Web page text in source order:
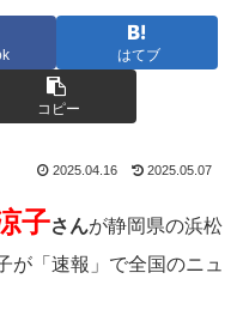
はてブ
コピー
2025.04.16 2025.05.07
子さんが静岡県の浜松
が「速報」で全国のニュ